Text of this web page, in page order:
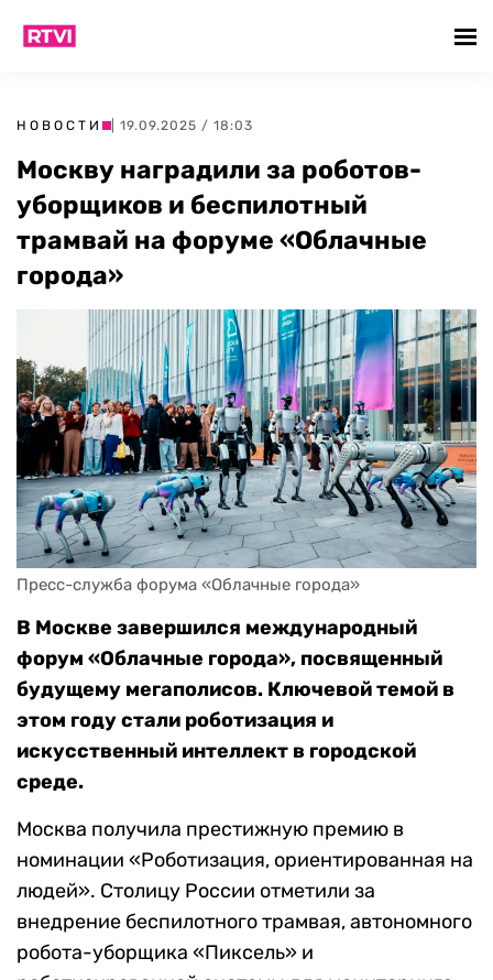
НОВОСТИ | 19.09.2025 / 18:03
Москву наградили за роботов-
уборщиков и беспилотный
трамвай на форуме «Облачные
города»
Пресс-служба форума «Облачные города»
В Москве завершился международный
форум «Облачные города», посвященный
будущему мегаполисов. Ключевой темой в
этом году стали роботизация и
искусственный интеллект в городской
среде.
Москва получила престижную премию в
номинации «Роботизация, ориентированная на
людей». Столицу России отметили за
внедрение беспилотного трамвая, автономного
робота-уборщика «Пиксель» и